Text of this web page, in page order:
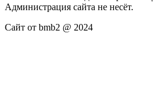
Администрация сайта не несёт.
Сайт от bmb2 @ 2024